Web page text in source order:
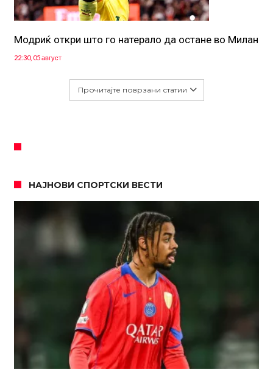
Модриќ откри што го натерало да остане во Милан
22:30, 05 август
Прочитајте поврзани статии
НАЈНОВИ СПОРТСКИ ВЕСТИ